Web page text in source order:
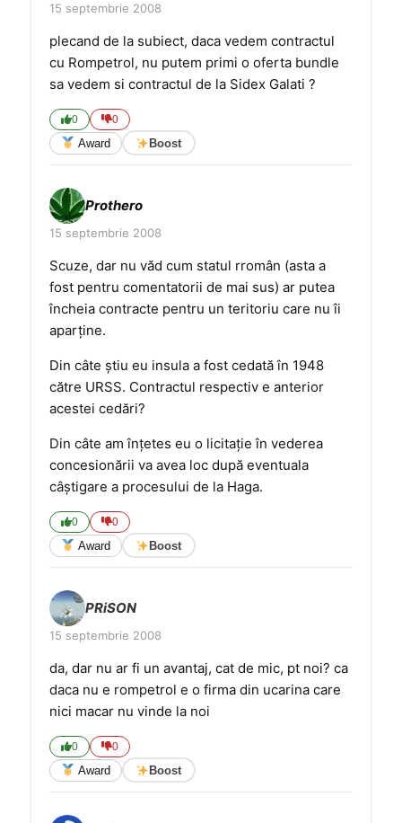
15 septembrie 2008
plecand de la subiect, daca vedem contractul
cu Rompetrol, nu putem primi o oferta bundle
sa vedem si contractul de la Sidex Galati ?
0 0
Award Boost
Prothero
15 septembrie 2008
Scuze, dar nu văd cum statul rromân (asta a
fost pentru comentatorii de mai sus) ar putea
încheia contracte pentru un teritoriu care nu îi
aparţine.
Din câte ştiu eu insula a fost cedată în 1948
către URSS. Contractul respectiv e anterior
acestei cedări?
Din câte am înţetes eu o licitaţie în vederea
concesionării va avea loc după eventuala
câştigare a procesului de la Haga.
0 0
Award Boost
PRiSON
15 septembrie 2008
da, dar nu ar fi un avantaj, cat de mic, pt noi? ca
daca nu e rompetrol e o firma din ucarina care
nici macar nu vinde la noi
0 0
Award Boost